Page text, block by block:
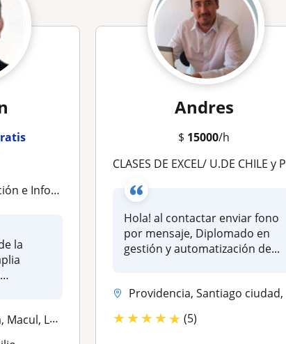
en programación
la
Ñuñoa
Andres
$ 15000/h
CLASES DE EXCEL/ U.DE CHILE y PUC/ Programación VBA Macros-asesoria-trabajos-power bi-power query
Hola! al contactar enviar fono
por mensaje, Diplomado en
gestión y automatización de...
Providencia, Santiago ciudad, Ñuñoa, Lo Barnechea, La Florida, Las Con...
★★★★★ (5)